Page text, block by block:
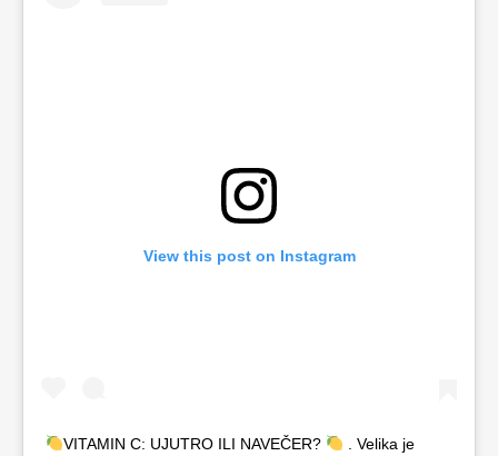
View this post on Instagram
VITAMIN C: UJUTRO ILI NAVEČER?
. Velika je